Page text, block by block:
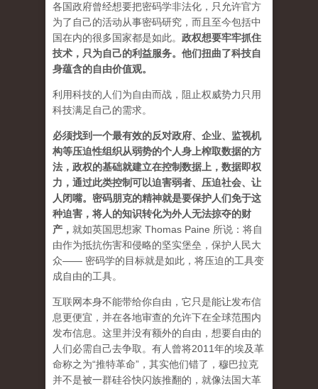
各国政府曾经想要把密码学非法化，只允许官方
为了自己的活动从事密码研究，而且至今包括中
国在内的很多国家都是如此。 政权想要牢牢抓住
技术，只为自己的利益服务。他们扭曲了科技自
身蕴含的自由价值观。
利用科技的人们为自由而战，阻止权威势力只用
科技满足自己的需求。
必须找到一个最有效的反对政府、企业、监视机
构等压迫性组织从弱势的个人身上榨取数据的方
法，政权的基础就建立在控制数据上，数据即权
力，通过此类控制可以迫害弱者、压迫社会、让
人闭嘴。密码朋克的精神就是要保护人们免于这
种迫害，将人的知识转化为外人无法掠夺的财
产 ， 就如英国思想家 Thomas Paine 所说：将自
由作为抵抗伤害和侵略的坚实堡垒，保护人民大
众—— 密码学的目标就是如此，将压迫的工具变
成自由的工具。
互联网本身不能带给你自由，它只是能让发布信
息更便宜，并在各地审查的允许下在全球范围内
发布信息。这里并没有额外的自由，想要自由的
人们必需自己去争取。有人曾将2011年的埃及革
命称之为“推特革命”，其实他们错了，穆巴拉克
并不是被一群硅谷快闪族推翻的，就像法国大革